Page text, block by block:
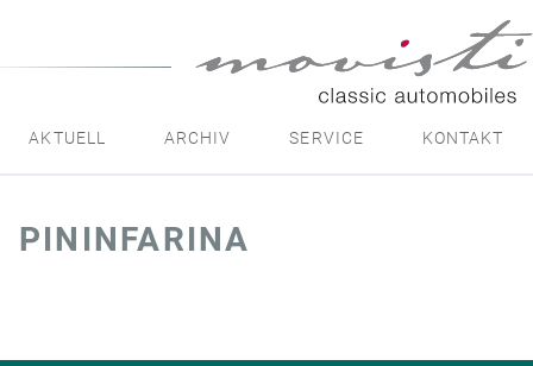
automobiles
AKTUELL ARCHIV SERVICE KONTAKT
PININFARINA